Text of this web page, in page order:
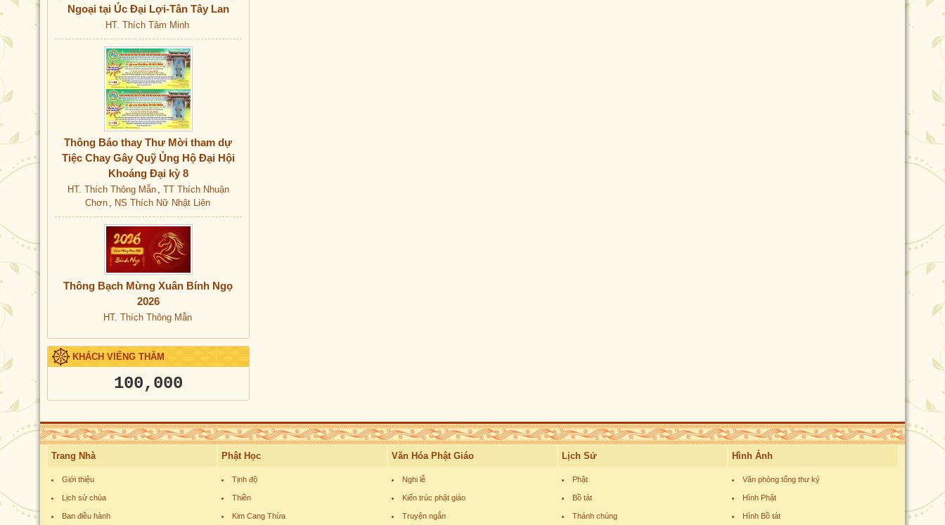
Ngoại tại Úc Đại Lợi-Tân Tây Lan
HT. Thích Tâm Minh
Thông Báo thay Thư Mời tham dự
Tiệc Chay Gây Quỹ Ủng Hộ Đại Hội
Khoáng Đại kỳ 8
HT. Thích Thông Mẫn , TT Thích Nhuận
Chơn , NS Thích Nữ Nhật Liên
Thông Bạch Mừng Xuân Bính Ngọ
2026
HT. Thích Thông Mẫn
KHÁCH VIẾNG THĂM
100,000
Trang Nhà
Giới thiệu
Lịch sử chùa
Ban điều hành
Phật Học
Tịnh độ
Thiền
Kim Cang Thừa
Văn Hóa Phật Giáo
Nghi lễ
Kiến trúc phật giáo
Truyện ngắn
Lịch Sử
Phật
Bồ tát
Thánh chúng
Hình Ảnh
Văn phòng tổng thư ký
Hình Phật
Hình Bồ tát